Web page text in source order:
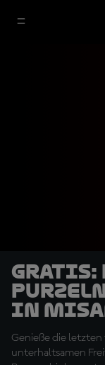
in
Genieße die
unterhaltsamen